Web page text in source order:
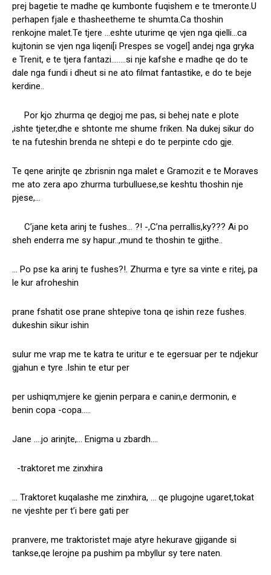
prej bagetie te madhe qe kumbonte fuqishem e te tmeronte.U
perhapen fjale e thasheetheme te shumta.Ca thoshin
renkojne malet.Te tjere …eshte uturime qe vjen nga qielli…ca
kujtonin se vjen nga liqeni[i Prespes se vogel] andej nga gryka
e Trenit, e te tjera fantazi……..si nje kafshe e madhe qe do te
dale nga fundi i dheut si ne ato filmat fantastike, e do te beje
kerdine..
Por kjo zhurma qe degjoj me pas, si behej nate e plote
,ishte tjeter,dhe e shtonte me shume friken. Na dukej sikur do
te na futeshin brenda ne shtepi e do te perpinte cdo gje.
Te qene arinjte qe zbrisnin nga malet e Gramozit e te Moraves
me ato zera apo zhurma turbulluese,se keshtu thoshin nje
pjese,…
C’jane keta arinj te fushes… ?! -,C’na perrallis,ky??? Ai po
sheh enderra me sy hapur..,mund te thoshin te gjithe..
… Po pse ka arinj te fushes?!. Zhurma e tyre sa vinte e ritej, pa
le kur afroheshin
prane fshatit ose prane shtepive tona qe ishin reze fushes.
dukeshin sikur ishin
sulur me vrap me te katra te uritur e te egersuar per te ndjekur
gjahun e tyre .Ishin te etur per
per ushiqm,mjere ke gjenin perpara e canin,e dermonin, e
benin copa -copa…..
Jane ….jo arinjte,… Enigma u zbardh….
-traktoret me zinxhira
… Traktoret kuqalashe me zinxhira, … qe plugojne ugaret,tokat
ne vjeshte per t’i bere gati per
pranvere, me traktoristet maje atyre hekurave gjigande si
tankse,qe lerojne pa pushim pa mbyllur sy tere naten.